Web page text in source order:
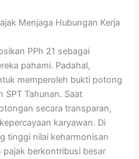
Menjaga Hubungan Kerja
PPh 21 sebagai
pahami. Padahal,
memperoleh bukti potong
SPT Tahunan. Saat
secara transparan,
karyawan. Di
tinggi nilai keharmonisan
pajak berkontribusi besar